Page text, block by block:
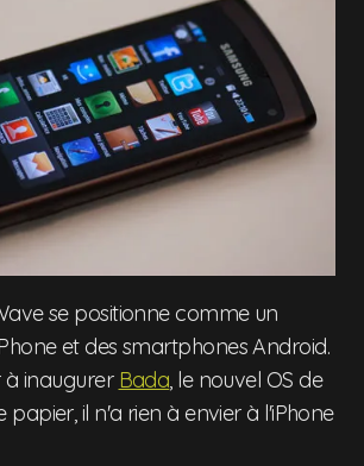
se positionne comme un
et des smartphones Android.
à inaugurer Bada, le nouvel OS de
papier, il n'a rien à envier à l'iPhone